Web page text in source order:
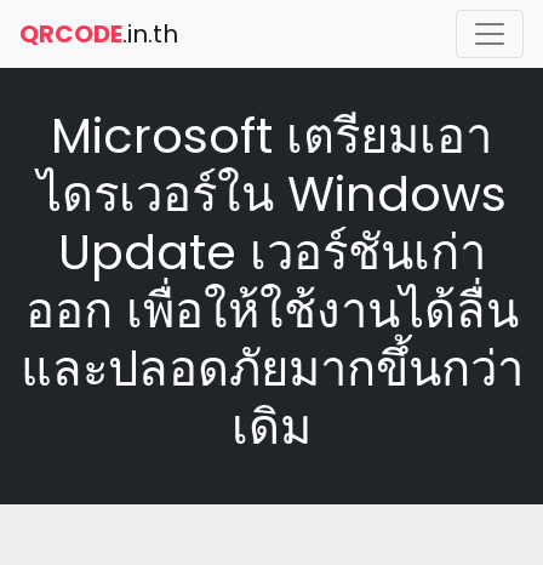
QRCODE.in.th
Microsoft เตรียมเอา
ไดรเวอร์ใน Windows
Update เวอร์ชันเก่า
ออก เพื่อให้ใช้งานได้ลื่น
และปลอดภัยมากขึ้นกว่า
เดิม